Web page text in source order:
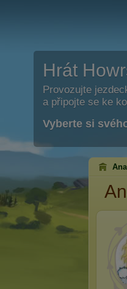
Hrát
Provozujte
a připojte se ke
Vyberte si